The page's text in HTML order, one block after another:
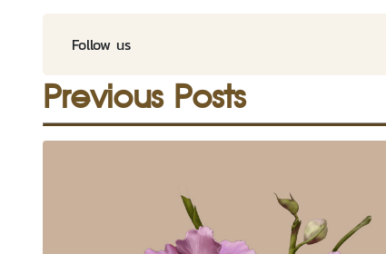
Follow us
Previous Posts